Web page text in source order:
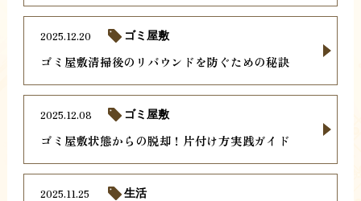
ゴミ屋敷清掃後のリバウンドを防ぐための秘訣
2025.12.20 ゴミ屋敷
ゴミ屋敷状態からの脱却！片付け方実践ガイド
2025.12.08 ゴミ屋敷
2025.11.25 生活